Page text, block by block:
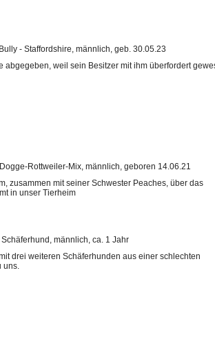
- Staffordshire, männlich, geb. 30.05.23
abgegeben, weil sein Besitzer mit ihm überfordert
Rottweiler-Mix, männlich, geboren 14.06.21
zusammen mit seiner Schwester Peaches, über das
in unser Tierheim
Schäferhund, männlich, ca. 1 Jahr
drei weiteren Schäferhunden aus einer schlechten
uns.